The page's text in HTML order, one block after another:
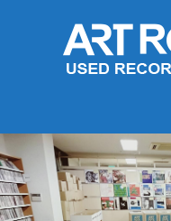
へ
ス
キ
ッ